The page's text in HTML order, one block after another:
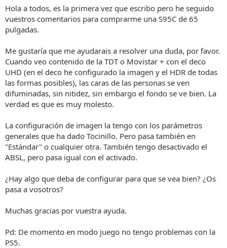
:
Hola a todos, es la primera vez que escribo pero he seguido
vuestros comentarios para comprarme una S95C de 65
pulgadas.
Me gustaría que me ayudarais a resolver una duda, por favor.
Cuando veo contenido de la TDT o Movistar + con el deco
UHD (en el deco he configurado la imagen y el HDR de todas
las formas posibles), las caras de las personas se ven
difuminadas, sin nitidez, sin embargo el fondo se ve bien. La
verdad es que es muy molesto.
La configuración de imagen la tengo con los parámetros
generales que ha dado Tocinillo. Pero pasa también en
"Estándar" o cualquier otra. También tengo desactivado el
ABSL, pero pasa igual con el activado.
¿Hay algo que deba de configurar para que se vea bien? ¿Os
pasa a vosotros?
Muchas gracias por vuestra ayuda.
Pd: De momento en modo juego no tengo problemas con la
PS5.